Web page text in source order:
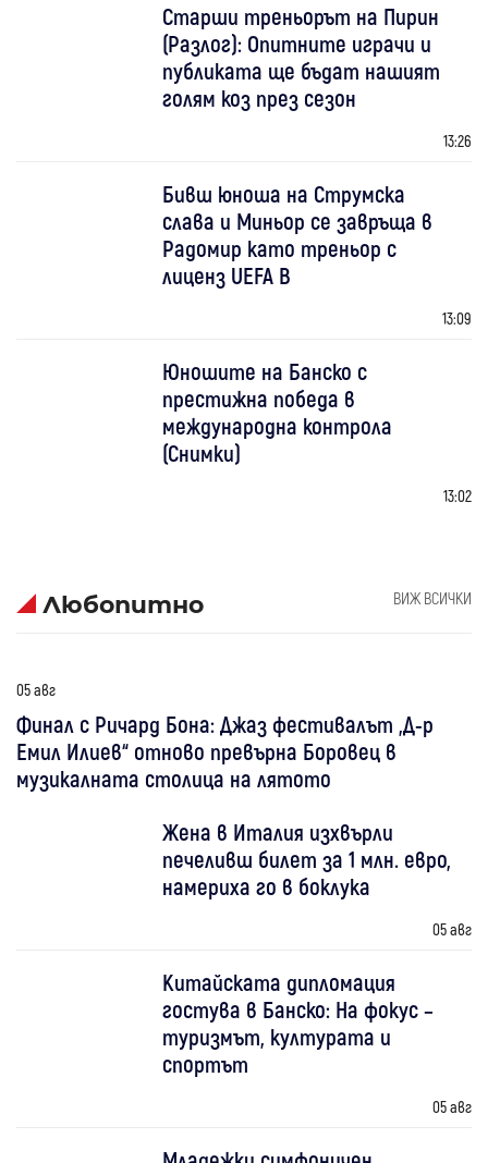
Старши треньорът на Пирин
(Разлог): Опитните играчи и
публиката ще бъдат нашият
голям коз през сезон
13:26
Бивш юноша на Струмска
слава и Миньор се завръща в
Радомир като треньор с
лиценз UEFA B
13:09
Юношите на Банско с
престижна победа в
международна контрола
(Снимки)
13:02
Любопитно ВИЖ ВСИЧКИ
05 авг
Финал с Ричард Бона: Джаз фестивалът „Д-р
Емил Илиев“ отново превърна Боровец в
музикалната столица на лятото
Жена в Италия изхвърли
печеливш билет за 1 млн. евро,
намериха го в боклука
05 авг
Китайската дипломация
гостува в Банско: На фокус –
туризмът, културата и
спортът
05 авг